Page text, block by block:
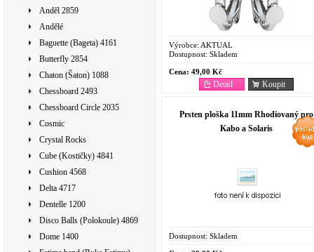
Anděl 2859
Andělé
Baguette (Bageta) 4161
Butterfly 2854
Chaton (Šaton) 1088
Chessboard 2493
Chessboard Circle 2035
Cosmic
Crystal Rocks
Cube (Kostičky) 4841
Cushion 4568
Delta 4717
Dentelle 1200
Disco Balls (Polokoule) 4869
Dome 1400
Výrobce: AKTUAL
Dostupnost: Skladem
Cena: 49,00 Kč
Koupit
Detail
Prsten ploška 11mm Rhodiovaný pro
Kabo a Solaris
Dostupnost: Skladem